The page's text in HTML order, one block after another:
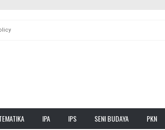
IPA IPS SENI BUDAYA PKN